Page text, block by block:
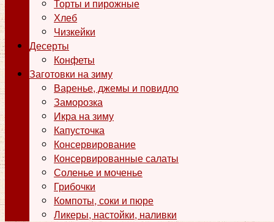
Торты и пирожные
Хлеб
Чизкейки
Десерты
Конфеты
Заготовки на зиму
Варенье, джемы и повидло
Заморозка
Икра на зиму
Капусточка
Консервирование
Консервированные салаты
Соленье и моченье
Грибочки
Компоты, соки и пюре
Ликеры, настойки, наливки